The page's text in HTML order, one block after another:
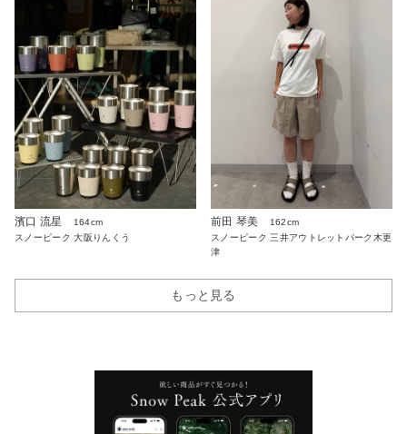
濱口 流星
164cm
スノーピーク 大阪りんくう
前田 琴美
162cm
スノーピーク 三井アウトレットパーク木更
津
もっと見る